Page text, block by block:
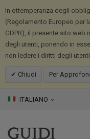
In ottemperanza degli
(Regolamento Europeo per
GDPR), il presente sito web
degli utenti, ponendo in
non ledere i diritti degli
Chiudi Per
ITALIANO